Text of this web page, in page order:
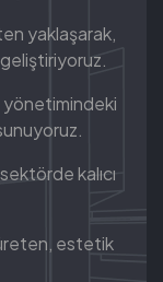
yaklaşarak,
kalıcı
estetik